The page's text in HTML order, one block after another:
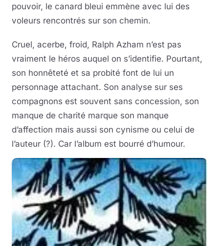
pouvoir, le canard bleui emmène avec lui des
voleurs rencontrés sur son chemin.
Cruel, acerbe, froid, Ralph Azham n’est pas
vraiment le héros auquel on s’identifie. Pourtant,
son honnêteté et sa probité font de lui un
personnage attachant. Son analyse sur ses
compagnons est souvent sans concession, son
manque de charité marque son manque
d’affection mais aussi son cynisme ou celui de
l’auteur (?). Car l’album est bourré d’humour.